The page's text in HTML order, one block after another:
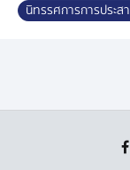
พระบาทสมเด็จพร
การบริหารจัดกา
พื้นที่ ด้วยกระบว
นิทรรศการการประ